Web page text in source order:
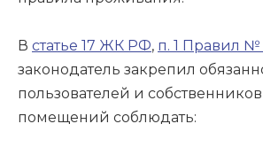
В статье 17 ЖК РФ, п. 1 Правил №
законодатель закрепил
пользователей и
помещений соблюдать: